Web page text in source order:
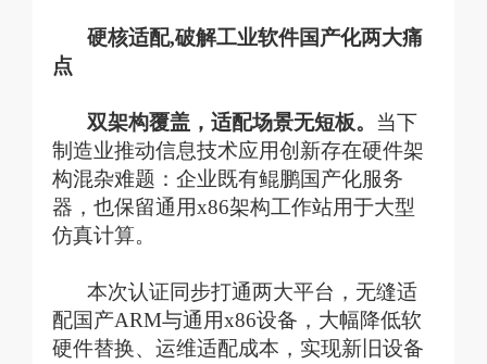
硬核适配,破解工业软件国产化两大痛
点
双架构覆盖，适配场景无短板。 当下
制造业推动信息技术应用创新存在硬件架
构混杂难题：企业既有鲲鹏国产化服务
器，也保留通用x86架构工作站用于大型
仿真计算。
本次认证同步打通两大平台，无缝适
配国产ARM与通用x86设备，大幅降低软
硬件替换、运维适配成本，实现新旧设备